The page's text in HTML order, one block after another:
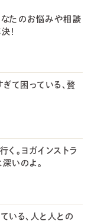
なたのお悩みや相談
！
て困っている、贅
く。ヨガインストラ
いのよ。
いる、人と人との